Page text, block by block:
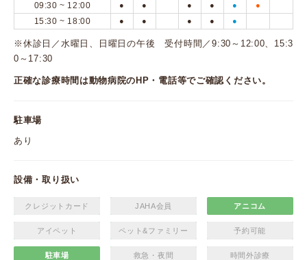
09:30 ~ 12:00
● ● ● ● ● ●
15:30 ~ 18:00 ● ● ● ● ●
※休診日／水曜日、日曜日の午後 受付時間／9:30～12:00、15:3
0～17:30
正確な診療時間は動物病院のHP・電話等でご確認ください。
駐車場
あり
設備・取り扱い
クレジットカード JAHA会員 アニコム
アイペット ペット&ファミリー 予約可能
駐車場 救急・夜間 時間外診療